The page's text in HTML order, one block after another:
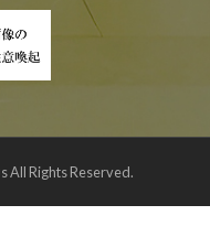
All Rights Reserved.